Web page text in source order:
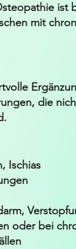
ist
mit
die
Ischias
oder bei